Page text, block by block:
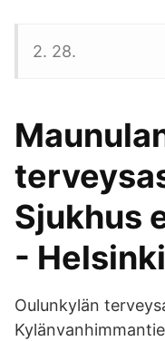
2. 28.
Sjukhus
-
Oulunkylän